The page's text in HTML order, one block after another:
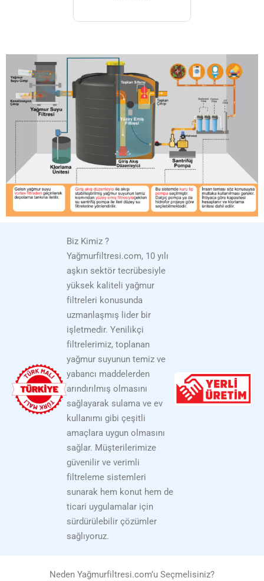
Biz Kimiz ?
Yağmurfiltresi.com, 10 yılı
aşkın sektör tecrübesiyle
yüksek kaliteli yağmur
filtreleri konusunda
uzmanlaşmış lider bir
işletmedir. Yenilikçi
filtrelerimiz, toplanan
yağmur suyunun temiz ve
yabancı maddelerden
arındırılmış olmasını
sağlayarak sulama ve ev
kullanımı gibi çeşitli
amaçlara uygun olmasını
sağlar. Müşterilerimize
güvenilir ve verimli
filtreleme sistemleri
sunarak hem konut hem de
ticari uygulamalar için
sürdürülebilir çözümler
sağlıyoruz.
Neden Yağmurfiltresi.com’u Seçmelisiniz?